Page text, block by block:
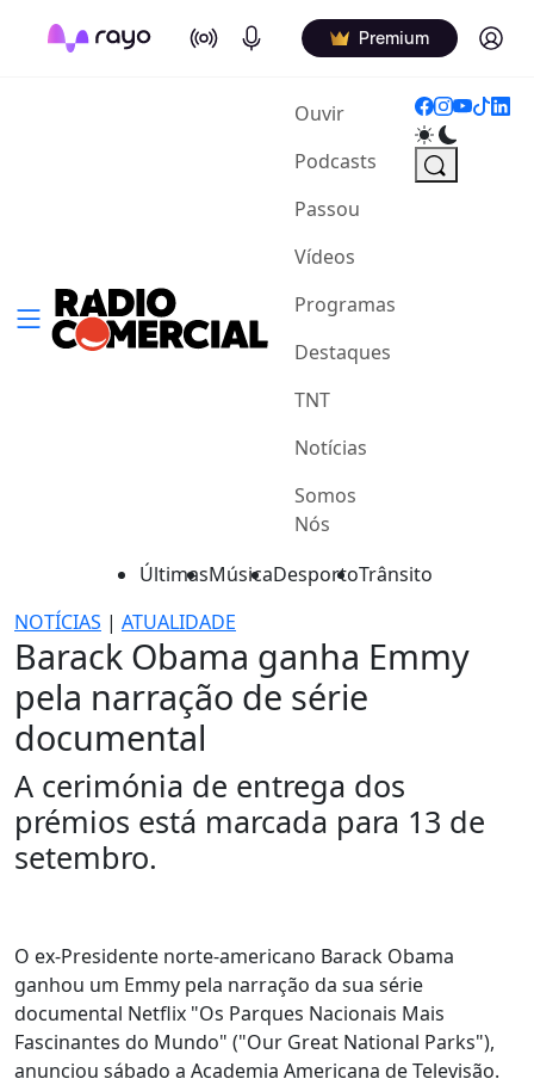
On Air Podcasts Premium Log in
Ouvir(current)
Podcasts
Passou
Vídeos
Programas
Destaques
TNT
Notícias
Somos
Nós
ÚltimasMúsicaDesportoTrânsito
NOTÍCIAS | ATUALIDADE
Barack Obama ganha Emmy
pela narração de série
documental
A cerimónia de entrega dos
prémios está marcada para 13 de
setembro.
O ex-Presidente norte-americano Barack Obama
ganhou um Emmy pela narração da sua série
documental Netflix "Os Parques Nacionais Mais
Fascinantes do Mundo" ("Our Great National Parks"),
anunciou sábado a Academia Americana de Televisão.